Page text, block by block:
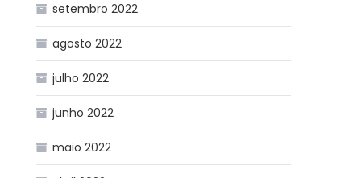
setembro 2022
agosto 2022
julho 2022
junho 2022
maio 2022